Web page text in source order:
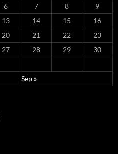
6 7 8
9
13 14 15
16
20 21 22
23
27 28 29
30
Sep »